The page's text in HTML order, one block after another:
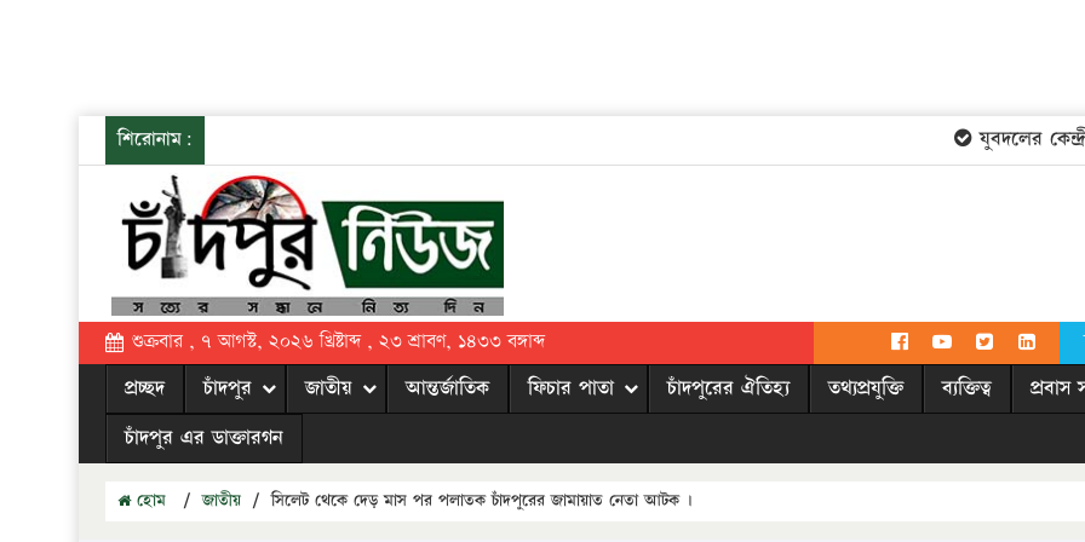
শিরোনাম: যুবদলের
শুক্রবার , ৭ আগস্ট, ২০২৬ খ্রিষ্টাব্দ , ২৩ শ্রাবণ, ১৪৩৩ বঙ্গাব্দ
প্রচ্ছদ চাঁদপুর জাতীয় আন্তর্জাতিক ফিচার পাতা চাঁদপুরের ঐতিহ্য তথ্যপ্রযুক্তি ব্যক্তিত্ব প্রবাস
চাঁদপুর এর ডাক্তারগন
হোম / জাতীয় / সিলেট থেকে দেড় মাস পর পলাতক চাঁদপুরের জামায়াত নেতা আটক ।